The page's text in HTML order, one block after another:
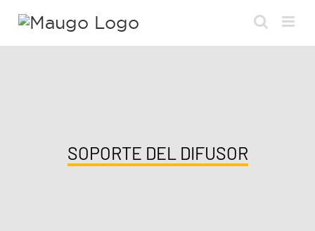
Saltar
SOPORTE DEL DIFUSOR